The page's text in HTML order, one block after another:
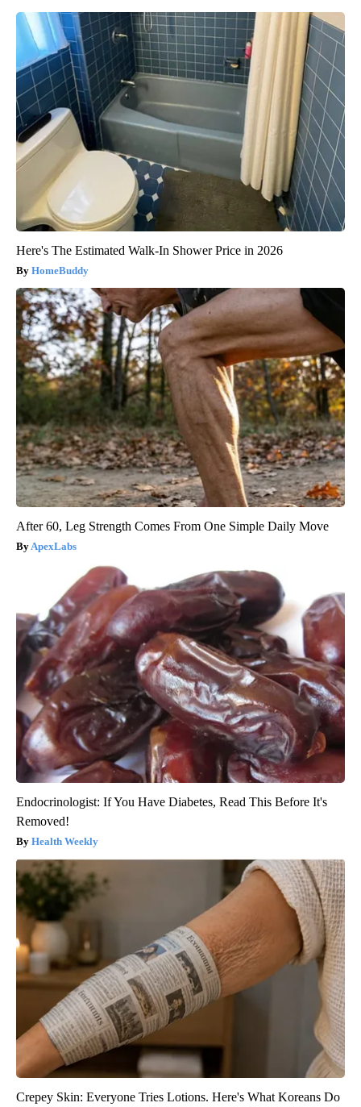
Here's The Estimated Walk-In Shower Price in 2026
HomeBuddy
After 60, Leg Strength Comes From One Simple Daily Move
ApexLabs
Endocrinologist: If You Have Diabetes, Read This Before It's
Removed!
Health Weekly
Crepey Skin: Everyone Tries Lotions. Here's What Koreans Do